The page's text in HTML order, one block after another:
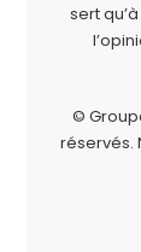
sert
©
réservés.